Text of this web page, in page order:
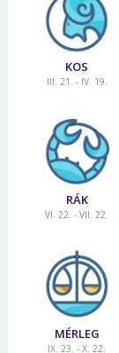
KOS
III. 21. - IV. 19.
RÁK
VI. 22. - VII. 22.
MÉRLEG
IX. 23. - X. 22.